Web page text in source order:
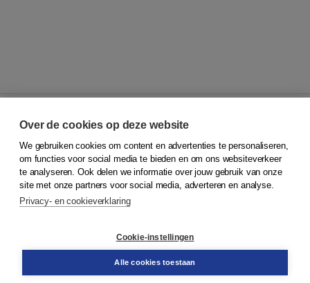
© 2026Koninklijke Boom uitgevers
Klantenservice
Service & informatie
Contact
Over de cookies op deze website
We gebruiken cookies om content en advertenties te personaliseren,
om functies voor social media te bieden en om ons websiteverkeer
te analyseren. Ook delen we informatie over jouw gebruik van onze
site met onze partners voor social media, adverteren en analyse.
Privacy- en cookieverklaring
Cookie-instellingen
Alle cookies toestaan